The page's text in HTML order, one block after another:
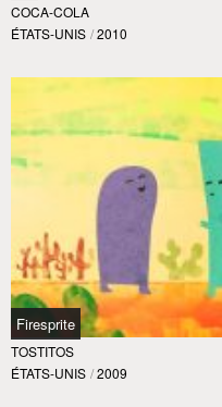
COCA-COLA
ÉTATS-UNIS / 2010
Firesprite
TOSTITOS
ÉTATS-UNIS / 2009